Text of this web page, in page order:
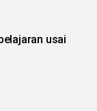
usai